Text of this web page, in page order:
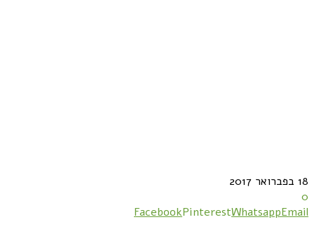
18 בפברואר 2017
0
FacebookPinterestWhatsappEmail